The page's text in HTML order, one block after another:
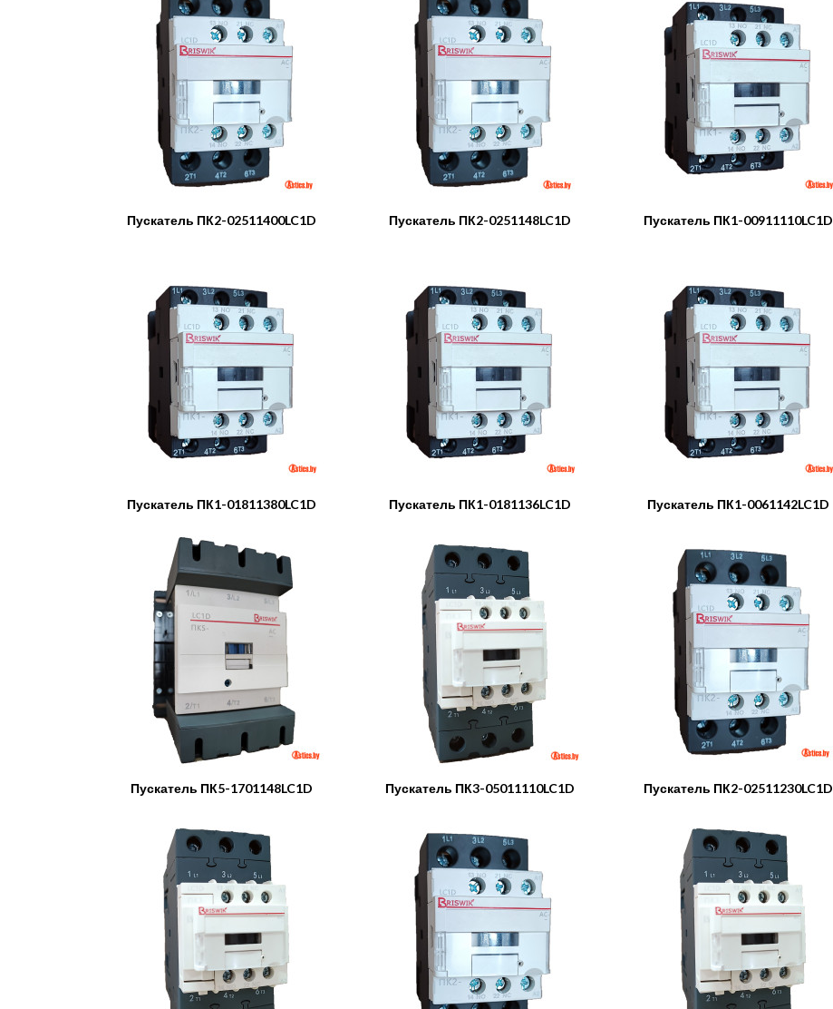
Пускатель ПК2-02511400LC1D Пускатель ПК2-0251148LC1D Пускатель ПК1-00911110LC1D
Пускатель ПК1-01811380LC1D Пускатель ПК1-0181136LC1D Пускатель ПК1-0061142LC1D
Пускатель ПК5-1701148LC1D Пускатель ПК3-05011110LC1D Пускатель ПК2-02511230LC1D